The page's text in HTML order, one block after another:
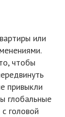
или
чтобы
привыкли
глобальные
головой